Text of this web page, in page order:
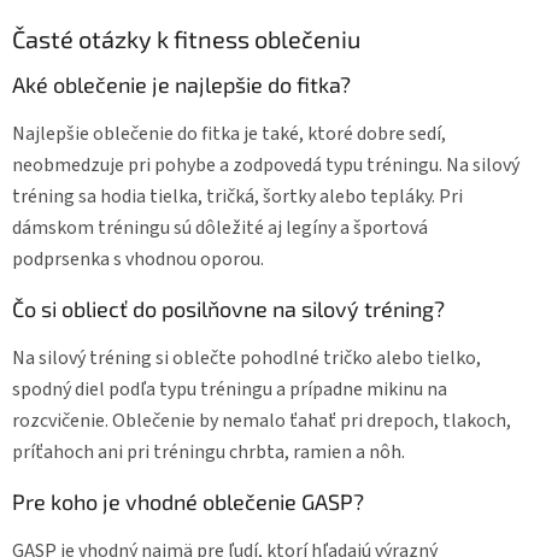
Časté otázky k fitness oblečeniu
Aké oblečenie je najlepšie do fitka?
Najlepšie oblečenie do fitka je také, ktoré dobre sedí,
neobmedzuje pri pohybe a zodpovedá typu tréningu. Na silový
tréning sa hodia tielka, tričká, šortky alebo tepláky. Pri
dámskom tréningu sú dôležité aj legíny a športová
podprsenka s vhodnou oporou.
Čo si obliecť do posilňovne na silový tréning?
Na silový tréning si oblečte pohodlné tričko alebo tielko,
spodný diel podľa typu tréningu a prípadne mikinu na
rozcvičenie. Oblečenie by nemalo ťahať pri drepoch, tlakoch,
príťahoch ani pri tréningu chrbta, ramien a nôh.
Pre koho je vhodné oblečenie GASP?
GASP je vhodný najmä pre ľudí, ktorí hľadajú výrazný